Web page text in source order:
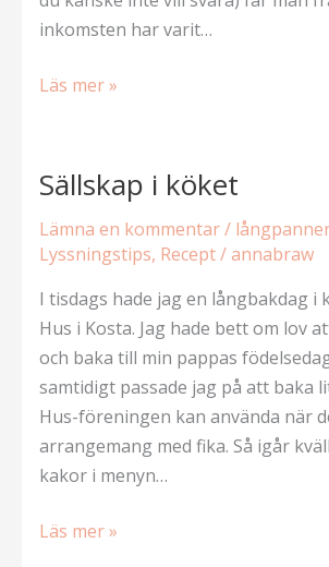
inkomsten har varit…
Intervju
dag
Läs mer »
Sällskap i köket
Lämna en kommentar/
Lyssningstips, Recept/annabraw
I tisdags hade jag en långbakdag i
Hus i Kosta. Jag hade bett om lov
och baka till min pappas
samtidigt passade jag på att baka
Hus-föreningen kan använda när
arrangemang med fika. Så igår
kakor i menyn…
Sällskap
Läs mer »